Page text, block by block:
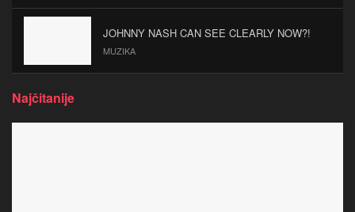
JOHNNY NASH CAN SEE CLEARLY NOW?!
MUZIKA
Najčitanije